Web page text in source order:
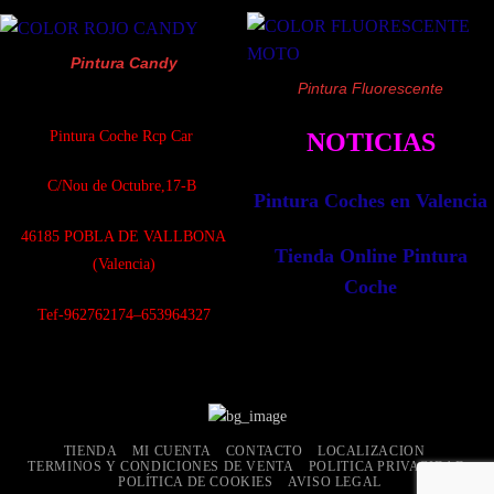
Pintura Candy
Pintura Fluorescente
Pintura Coche Rcp Car
C/Nou de Octubre,17-B
46185 POBLA DE VALLBONA
(Valencia)
Tef-962762174–653964327
NOTICIAS
Pintura Coches en Valencia
Tienda Online Pintura
Coche
TIENDA MI CUENTA CONTACTO
LOCALIZACION
TERMINOS Y CONDICIONES DE VENTA
POLITICA PRIVACIDAD
POLÍTICA DE COOKIES
AVISO LEGAL